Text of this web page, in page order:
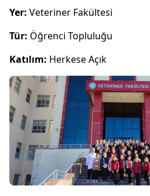
Yer: Veteriner Fakültesi
Tür: Öğrenci Topluluğu
Katılım: Herkese Açık